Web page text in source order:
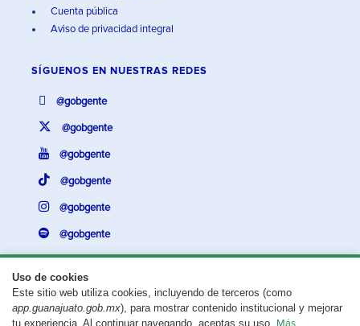
Uso de cookies
Este sitio web utiliza cookies, incluyendo de terceros (como
app.guanajuato.gob.mx), para mostrar contenido institucional y mejorar
tu experiencia. Al continuar navegando, aceptas su uso.
Cuenta pública
Aviso de privacidad integral
SÍGUENOS EN NUESTRAS REDES
@gobgente
@gobgente
@gobgente
@gobgente
@gobgente
@gobgente
¿Existe algún problema con esta página?Repórtalo aquí.